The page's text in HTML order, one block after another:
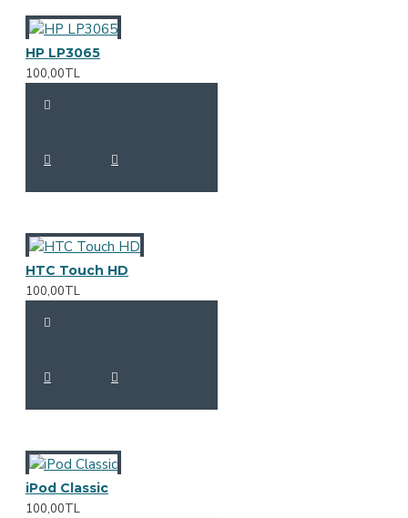
HP LP3065
100,00TL
HTC Touch HD
100,00TL
iPod Classic
100,00TL